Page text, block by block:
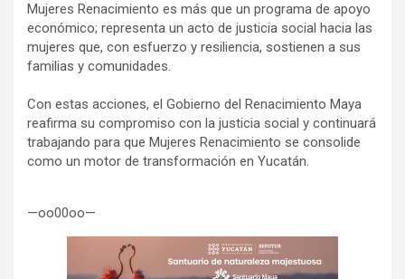
Mujeres Renacimiento es más que un programa de apoyo
económico; representa un acto de justicia social hacia las
mujeres que, con esfuerzo y resiliencia, sostienen a sus
familias y comunidades.
Con estas acciones, el Gobierno del Renacimiento Maya
reafirma su compromiso con la justicia social y continuará
trabajando para que Mujeres Renacimiento se consolide
como un motor de transformación en Yucatán.
—oo00oo—